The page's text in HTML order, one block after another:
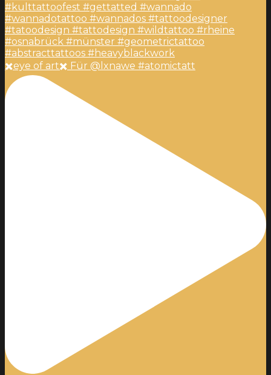
✖️eye of art✖️ Für @lxnawe #atomictatt